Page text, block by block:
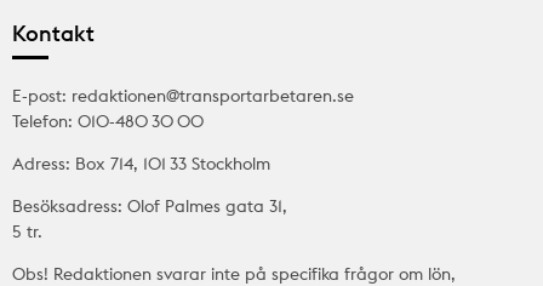
Kontakt
E-post: redaktionen@transportarbetaren.se
Telefon: 010-480 30 00
Adress: Box 714, 101 33 Stockholm
Besöksadress: Olof Palmes gata 31,
5 tr.
Obs! Redaktionen svarar inte på specifika frågor om lön,